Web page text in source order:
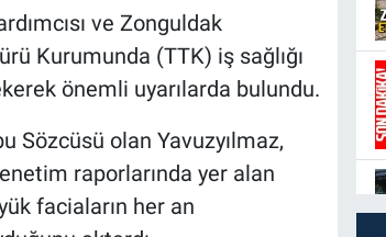
ve Zonguldak
Kurumunda (TTK) iş sağlığı
önemli uyarılarda bulundu.
Sözcüsü olan Yavuzyılmaz,
raporlarında yer alan
faciaların her an